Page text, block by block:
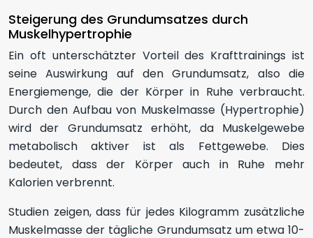
Steigerung des Grundumsatzes durch
Muskelhypertrophie
Ein oft unterschätzter Vorteil des Krafttrainings ist
seine Auswirkung auf den Grundumsatz, also die
Energiemenge, die der Körper in Ruhe verbraucht.
Durch den Aufbau von Muskelmasse (Hypertrophie)
wird der Grundumsatz erhöht, da Muskelgewebe
metabolisch aktiver ist als Fettgewebe. Dies
bedeutet, dass der Körper auch in Ruhe mehr
Kalorien verbrennt.
Studien zeigen, dass für jedes Kilogramm zusätzliche
Muskelmasse der tägliche Grundumsatz um etwa 10-